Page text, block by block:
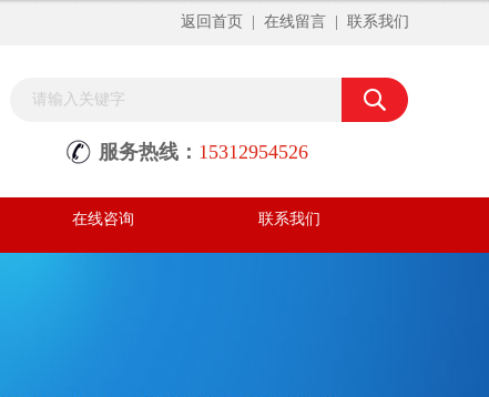
返回首页 在线留言 联系我们
服务热线： 15312954526
在线咨询 联系我们